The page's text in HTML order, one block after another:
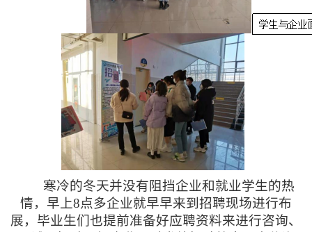
寒冷的冬天并没有阻挡企业和就业学生的热
情，早上8点多企业就早早来到招聘现场进行布
展，毕业生们也提前准备好应聘资料来进行咨询、